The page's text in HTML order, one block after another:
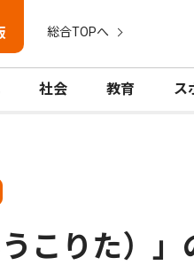
総合TOPへ
社会 教育 ス
うこりた）